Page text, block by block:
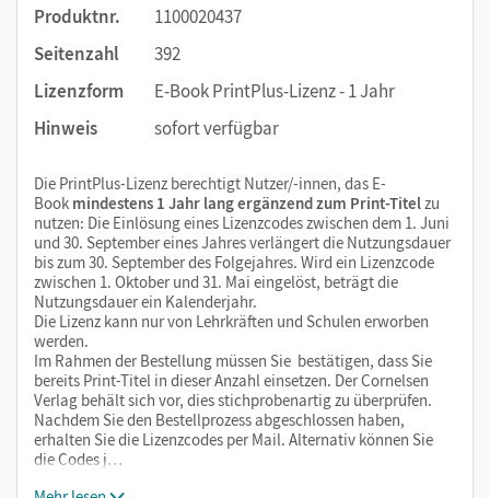
Produktnr.
1100020437
Seitenzahl
392
Lizenzform
E-Book PrintPlus-Lizenz - 1 Jahr
Hinweis
sofort verfügbar
Die PrintPlus-Lizenz berechtigt Nutzer/-innen, das E-
Book mindestens 1 Jahr lang ergänzend zum Print-Titelzu
nutzen: Die Einlösung eines Lizenzcodes zwischen dem 1. Juni
und 30. September eines Jahres verlängert die Nutzungsdauer
bis zum 30. September des Folgejahres. Wird ein Lizenzcode
zwischen 1. Oktober und 31. Mai eingelöst, beträgt die
Nutzungsdauer ein Kalenderjahr.
Die Lizenz kann nur von Lehrkräften und Schulen erworben
werden.
Im Rahmen der Bestellung müssen Sie bestätigen, dass Sie
bereits Print-Titel in dieser Anzahl einsetzen. Der Cornelsen
Verlag behält sich vor, dies stichprobenartig zu überprüfen.
Nachdem Sie den Bestellprozess abgeschlossen haben,
erhalten Sie die Lizenzcodes per Mail. Alternativ können Sie
die Codes j…